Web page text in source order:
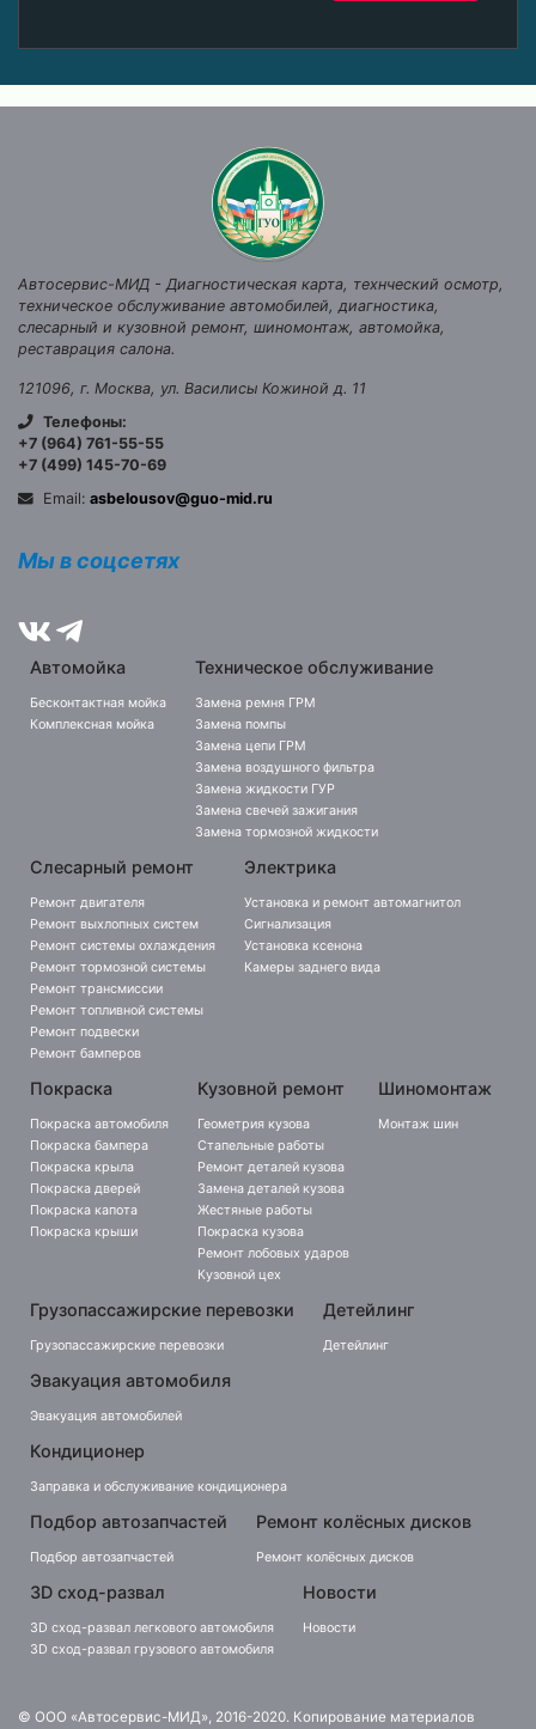
Автосервис-МИД - Диагностическая карта, технческий осмотр,
техническое обслуживание автомобилей, диагностика,
слесарный и кузовной ремонт, шиномонтаж, автомойка,
реставрация салона.
121096, г. Москва, ул. Василисы Кожиной д. 11
Телефоны:
+7 (964) 761-55-55
+7 (499) 145-70-69
Email: asbelousov@guo-mid.ru
Мы в соцсетях
Автомойка
Бесконтактная мойка
Комплексная мойка
Техническое обслуживание
Замена ремня ГРМ
Замена помпы
Замена цепи ГРМ
Замена воздушного фильтра
Замена жидкости ГУР
Замена свечей зажигания
Замена тормозной жидкости
Слесарный ремонт
Ремонт двигателя
Ремонт выхлопных систем
Ремонт системы охлаждения
Ремонт тормозной системы
Ремонт трансмиссии
Ремонт топливной системы
Ремонт подвески
Ремонт бамперов
Электрика
Установка и ремонт автомагнитол
Сигнализация
Установка ксенона
Камеры заднего вида
Покраска
Покраска автомобиля
Покраска бампера
Покраска крыла
Покраска дверей
Покраска капота
Покраска крыши
Кузовной ремонт
Геометрия кузова
Стапельные работы
Ремонт деталей кузова
Замена деталей кузова
Жестяные работы
Покраска кузова
Ремонт лобовых ударов
Кузовной цех
Шиномонтаж
Монтаж шин
Грузопассажирские перевозки
Грузопассажирские перевозки
Детейлинг
Детейлинг
Эвакуация автомобиля
Эвакуация автомобилей
Кондиционер
Заправка и обслуживание кондиционера
Подбор автозапчастей
Подбор автозапчастей
Ремонт колёсных дисков
Ремонт колёсных дисков
3D сход-развал
3D сход-развал легкового автомобиля
3D сход-развал грузового автомобиля
Новости
Новости
© ООО «Автосервис-МИД», 2016-2020. Копирование материалов